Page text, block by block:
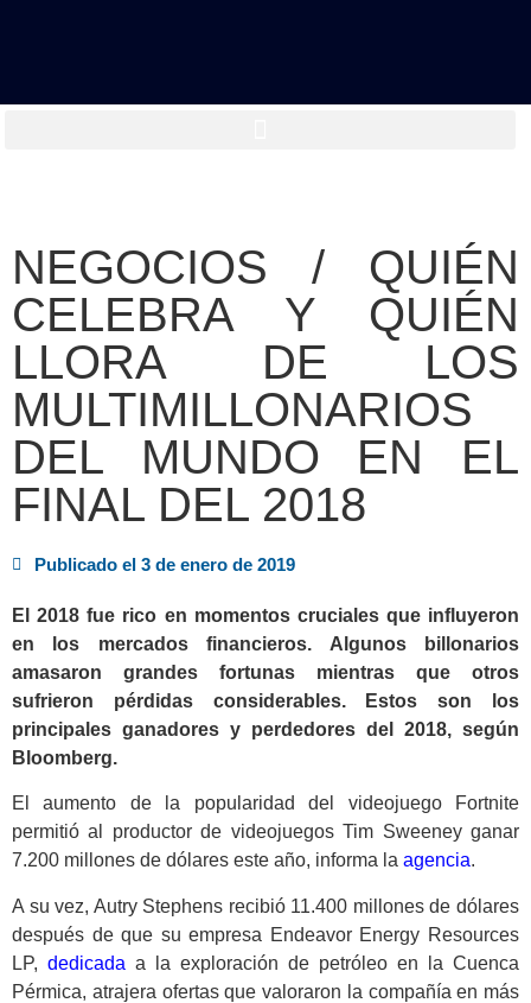
NEGOCIOS / QUIÉN
CELEBRA Y QUIÉN
LLORA DE LOS
MULTIMILLONARIOS
DEL MUNDO EN EL
FINAL DEL 2018
Publicado el 3 de enero de 2019
El 2018 fue rico en momentos cruciales que influyeron
en los mercados financieros. Algunos billonarios
amasaron grandes fortunas mientras que otros
sufrieron pérdidas considerables. Estos son los
principales ganadores y perdedores del 2018, según
Bloomberg.
El aumento de la popularidad del videojuego Fortnite
permitió al productor de videojuegos Tim Sweeney ganar
7.200 millones de dólares este año, informa la agencia.
A su vez, Autry Stephens recibió 11.400 millones de dólares
después de que su empresa Endeavor Energy Resources
LP, dedicada a la exploración de petróleo en la Cuenca
Pérmica, atrajera ofertas que valoraron la compañía en más